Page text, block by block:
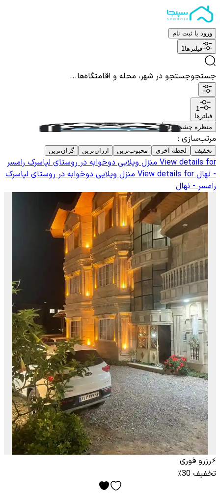
ورود یا ثبت نام
فیلترها1
جستجوجستجو در شهر، محله و اقامتگاه‌ها...
1
فیلترها
منظره چشم نواز
مرتب‌سازی :
تخفیف لحظه آخری محبوب‌ترین ارزان‌ترین گران‌ترین
View details for منزل ویلایی دوخوابه در روستای لپاسرک رامسر
- نهالView details for منزل ویلایی دوخوابه در روستای لپاسرک
رامسر - نهال
⚡رزرو فوری
تخفیف 30٪